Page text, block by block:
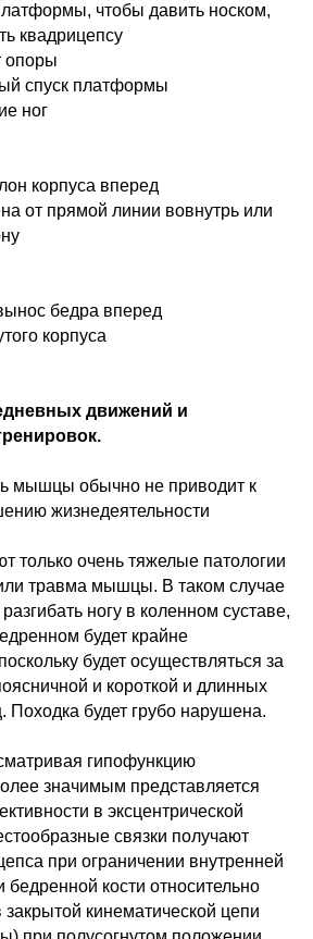
чтобы давить носком,
квадрицепсу
опоры
спуск платформы
ног
корпуса вперед
от прямой линии вовнутрь или
бедра вперед
корпуса
движений и
мышцы обычно не приводит к
жизнедеятельности
только очень тяжелые патологии
травма мышцы. В таком случае
ногу в коленном суставе,
будет крайне
будет осуществляться за
и короткой и длинных
будет грубо нарушена.
гипофункцию
значимым представляется
в эксцентрической
связки получают
при ограничении внутренней
кости относительно
кинематической цепи
время и
→
для
Изучите
→